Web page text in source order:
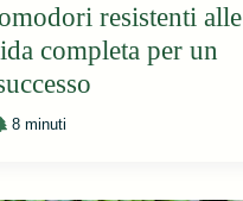
resistenti alle
completa per un
8 minuti